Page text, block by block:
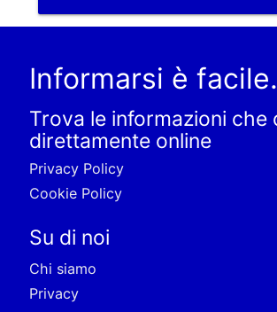
Informarsi è facile.
Trova le informazioni che
direttamente online
Privacy Policy
Cookie Policy
Su di noi
Chi siamo
Privacy